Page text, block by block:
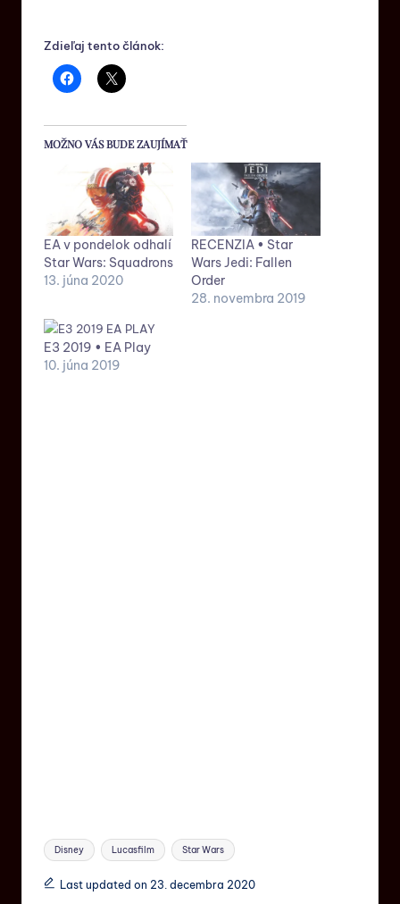
Zdieľaj tento článok:
MOŽNO VÁS BUDE ZAUJÍMAŤ
EA v pondelok odhalí
Star Wars: Squadrons
13. júna 2020
RECENZIA • Star
Wars Jedi: Fallen
Order
28. novembra 2019
E3 2019 • EA Play
10. júna 2019
Disney Lucasfilm Star Wars
Last updated on 23. decembra 2020